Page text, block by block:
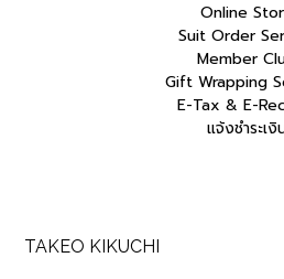
Online
Suit Order
Member
Gift Wrapping
E-Tax & E-
แจ้งชำระเงิ
TAKEO KIKUCHI